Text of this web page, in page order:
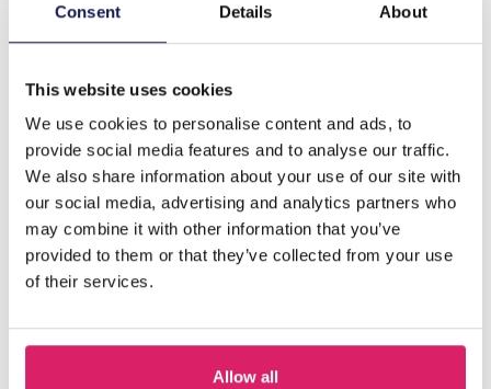
Consent Details About
This website uses cookies
We use cookies to personalise content and ads, to
provide social media features and to analyse our traffic.
We also share information about your use of our site with
our social media, advertising and analytics partners who
may combine it with other information that you’ve
provided to them or that they’ve collected from your use
of their services.
Allow all
Maak kennis met de R-M2.2 BAG417-021B PU-
ontworpen voor het moderne indiv…
Anderen kochten ook